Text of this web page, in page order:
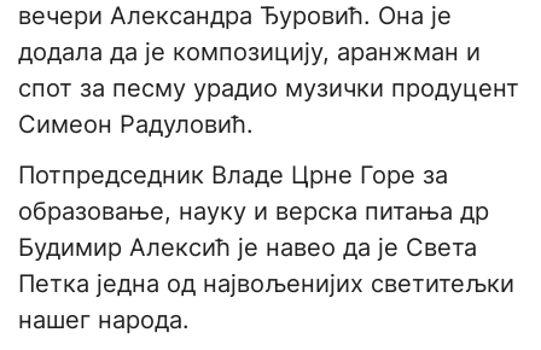
вечери Александра Ђуровић. Она је
додала да је композицију, аранжман и
спот за песму урадио музички продуцент
Симеон Радуловић.
Потпредседник Владе Црне Горе за
образовање, науку и верска питања др
Будимир Алексић је навео да је Света
Петка једна од највољенијих светитељки
нашег народа.